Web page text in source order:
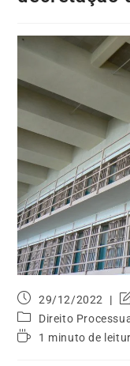
29/12/2022
Direito
1 minuto de